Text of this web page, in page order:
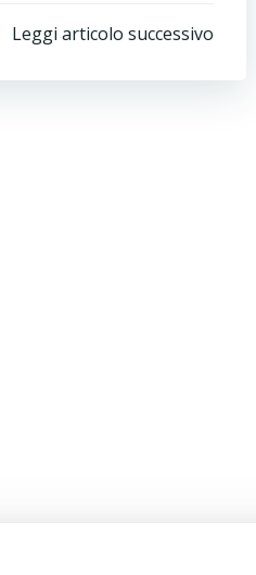
Leggi articolo successivo